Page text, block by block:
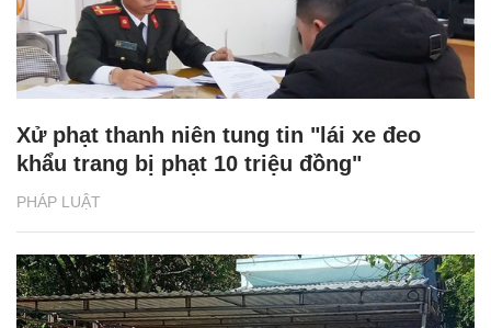
PHÁP LUẬT
Xử phạt thanh niên tung tin "lái xe đeo
khẩu trang bị phạt 10 triệu đồng"